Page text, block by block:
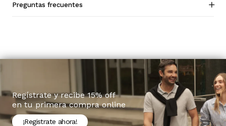
Preguntas frecuentes
Regístrate y recibe 15% off
en tu primera compra online
¡Registrate ahora!